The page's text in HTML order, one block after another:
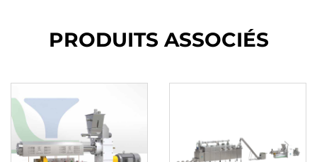
PRODUITS ASSOCIÉS